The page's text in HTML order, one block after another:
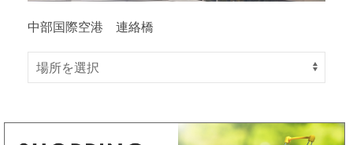
中部国際空港 連絡橋